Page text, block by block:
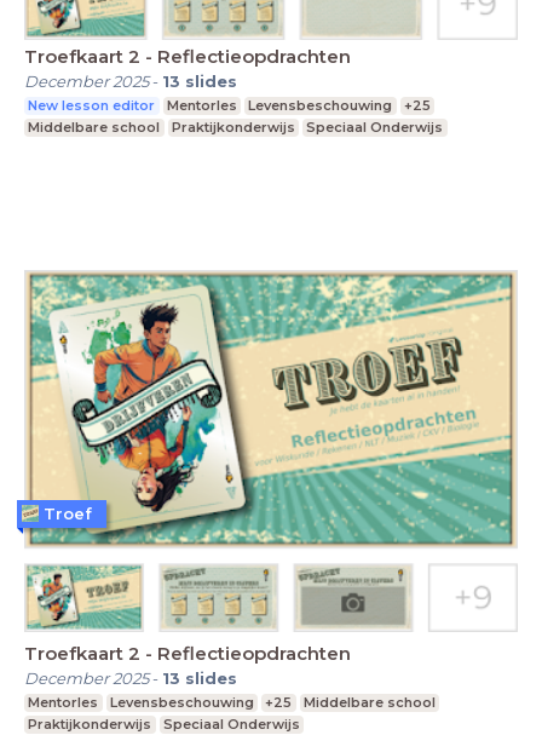
Troefkaart 2 - Reflectieopdrachten
December 2025- 13 slides
New lesson editor Mentorles Levensbeschouwing
+25
Middelbare school
Praktijkonderwijs Speciaal Onderwijs
Troefkaart 2 - Reflectieopdrachten
December 2025- 13 slides
Mentorles Levensbeschouwing +25
Middelbare school
Praktijkonderwijs
Speciaal Onderwijs
Troef